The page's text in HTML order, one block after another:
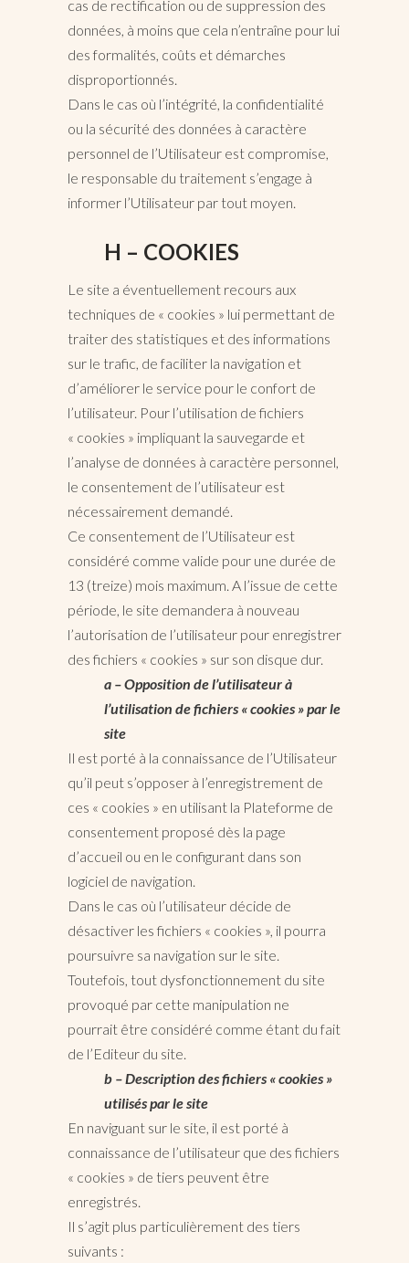
cas de rectification ou de suppression des
données, à moins que cela n’entraîne pour lui
des formalités, coûts et démarches
disproportionnés.
Dans le cas où l’intégrité, la confidentialité
ou la sécurité des données à caractère
personnel de l’Utilisateur est compromise,
le responsable du traitement s’engage à
informer l’Utilisateur par tout moyen.
H – COOKIES
Le site a éventuellement recours aux
techniques de « cookies » lui permettant de
traiter des statistiques et des informations
sur le trafic, de faciliter la navigation et
d’améliorer le service pour le confort de
l’utilisateur. Pour l’utilisation de fichiers
« cookies » impliquant la sauvegarde et
l’analyse de données à caractère personnel,
le consentement de l’utilisateur est
nécessairement demandé.
Ce consentement de l’Utilisateur est
considéré comme valide pour une durée de
13 (treize) mois maximum. A l’issue de cette
période, le site demandera à nouveau
l’autorisation de l’utilisateur pour enregistrer
des fichiers « cookies » sur son disque dur.
a – Opposition de l’utilisateur à
l’utilisation de fichiers « cookies » par le
site
Il est porté à la connaissance de l’Utilisateur
qu’il peut s’opposer à l’enregistrement de
ces « cookies » en utilisant la Plateforme de
consentement proposé dès la page
d’accueil ou en le configurant dans son
logiciel de navigation.
Dans le cas où l’utilisateur décide de
désactiver les fichiers « cookies », il pourra
poursuivre sa navigation sur le site.
Toutefois, tout dysfonctionnement du site
provoqué par cette manipulation ne
pourrait être considéré comme étant du fait
de l’Editeur du site.
b – Description des fichiers « cookies »
utilisés par le site
En naviguant sur le site, il est porté à
connaissance de l’utilisateur que des fichiers
« cookies » de tiers peuvent être
enregistrés.
Il s’agit plus particulièrement des tiers
suivants :